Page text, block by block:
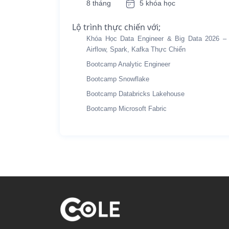
8 tháng 5 khóa học
Lộ trình thực chiến với;
Khóa Học Data Engineer & Big Data 2026 –
Airflow, Spark, Kafka Thực Chiến
Bootcamp Analytic Engineer
Bootcamp Snowflake
Bootcamp Databricks Lakehouse
Bootcamp Microsoft Fabric